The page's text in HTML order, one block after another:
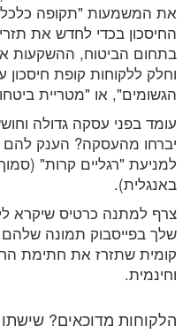
את המשמעות "תקופה
החיסכון בכדי לחדש את
בתחום הביטוח, ההשקעות
וחלק ללקוחות קופת
הגשומים", או "מטריית
עומד בפני עסקה גדולה
יברחו מהעסקה? הענק
למניעת "רגליים קרות"
באנגלית).
צרף למתנה כרטיס שיקרא
שלך בפייסבוק תמונה
קומית שתזרז את חתימת
וחינמית.
הלקוחות מדוכאים? שישתו